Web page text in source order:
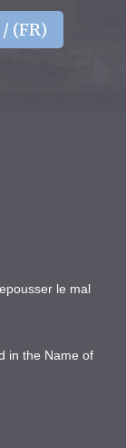
(FR)
le mal
in the Name of